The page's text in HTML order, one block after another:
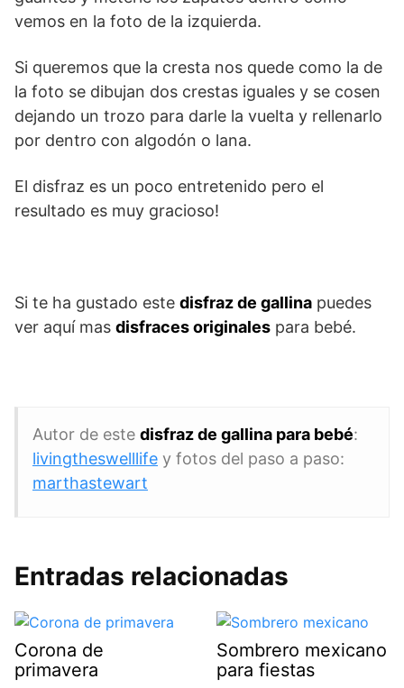
vemos en la foto de la izquierda.
Si queremos que la cresta nos quede como la de
la foto se dibujan dos crestas iguales y se cosen
dejando un trozo para darle la vuelta y rellenarlo
por dentro con algodón o lana.
El disfraz es un poco entretenido pero el
resultado es muy gracioso!
Si te ha gustado este disfraz de gallina puedes
ver aquí mas disfraces originales para bebé.
Autor de este disfraz de gallina para bebé:
livingtheswelllife y fotos del paso a paso:
marthastewart
Entradas relacionadas
Corona de
primavera
Sombrero mexicano
para fiestas